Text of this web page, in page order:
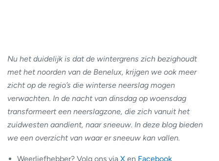
Nu het duidelijk is dat de wintergrens zich bezighoudt
met het noorden van de Benelux, krijgen we ook meer
zicht op de regio’s die winterse neerslag mogen
verwachten. In de nacht van dinsdag op woensdag
transformeert een neerslagzone, die zich vanuit het
zuidwesten aandient, naar sneeuw. In deze blog bieden
we een overzicht van waar er sneeuw kan vallen.
Weerliefhebber? Volg ons via X en Facebook